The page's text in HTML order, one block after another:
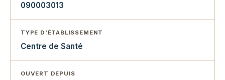
090003013
TYPE D'ÉTABLISSEMENT
Centre de Santé
OUVERT DEPUIS